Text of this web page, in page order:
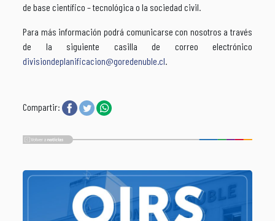
de base científico – tecnológica o la sociedad civil.
Para más información podrá comunicarse con nosotros a través
de la siguiente casilla de correo electrónico
divisiondeplanificacion@goredenuble.cl
Compartir: